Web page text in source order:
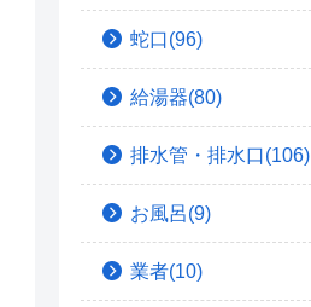
蛇口(96)
給湯器(80)
排水管・排水口(106)
お風呂(9)
業者(10)